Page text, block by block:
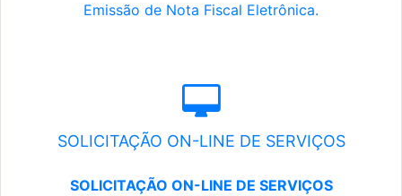
Emissão de Nota Fiscal Eletrônica.
SOLICITAÇÃO ON-LINE DE SERVIÇOS
SOLICITAÇÃO ON-LINE DE SERVIÇOS